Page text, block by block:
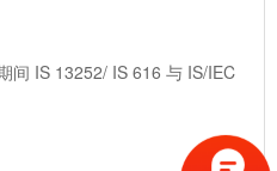
间 IS 13252/ IS 616 与 IS/IEC